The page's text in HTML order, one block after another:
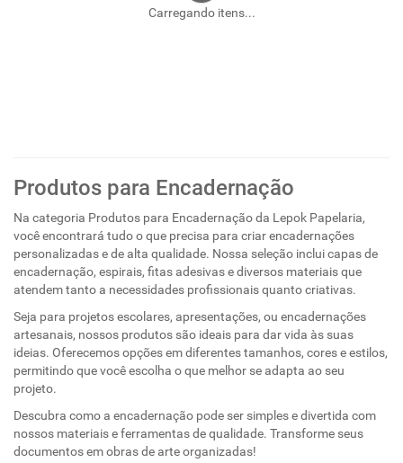
Carregando itens...
Produtos para Encadernação
Na categoria Produtos para Encadernação da Lepok Papelaria,
você encontrará tudo o que precisa para criar encadernações
personalizadas e de alta qualidade. Nossa seleção inclui capas de
encadernação, espirais, fitas adesivas e diversos materiais que
atendem tanto a necessidades profissionais quanto criativas.
Seja para projetos escolares, apresentações, ou encadernações
artesanais, nossos produtos são ideais para dar vida às suas
ideias. Oferecemos opções em diferentes tamanhos, cores e estilos,
permitindo que você escolha o que melhor se adapta ao seu
projeto.
Descubra como a encadernação pode ser simples e divertida com
nossos materiais e ferramentas de qualidade. Transforme seus
documentos em obras de arte organizadas!